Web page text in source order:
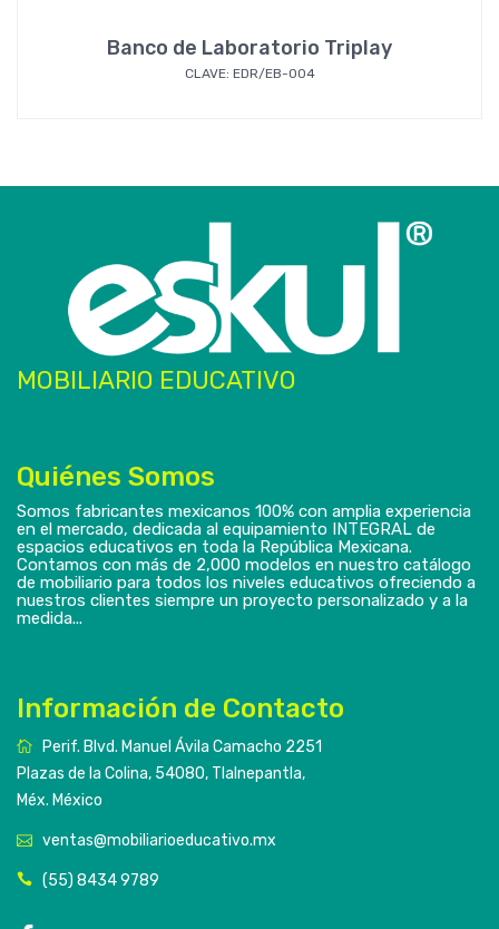
Banco de Laboratorio Triplay
CLAVE: EDR/EB-004
MOBILIARIO EDUCATIVO
Quiénes Somos
Somos fabricantes mexicanos 100% con amplia experiencia
en el mercado, dedicada al equipamiento INTEGRAL de
espacios educativos en toda la República Mexicana.
Contamos con más de 2,000 modelos en nuestro catálogo
de mobiliario para todos los niveles educativos ofreciendo a
nuestros clientes siempre un proyecto personalizado y a la
medida...
Información de Contacto
Perif. Blvd. Manuel Ávila Camacho 2251
Plazas de la Colina, 54080, Tlalnepantla,
Méx. México
ventas@mobiliarioeducativo.mx
(55) 8434 9789